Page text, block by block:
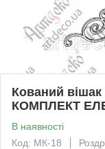
Кований
КОМПЛЕКТ
В наявності
Код: МК-18